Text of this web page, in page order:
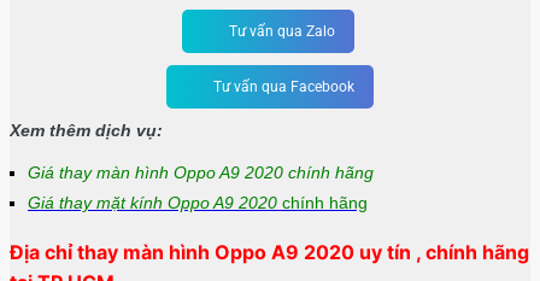
Tư vấn qua Zalo
Tư vấn qua Facebook
Xem thêm dịch vụ:
Giá thay màn hình Oppo A9 2020 chính hãng
Giá thay mặt kính Oppo A9 2020 chính hãng
Địa chỉ thay màn hình Oppo A9 2020 uy tín , chính hãng